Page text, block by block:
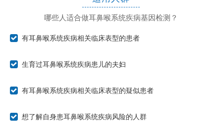
哪些人适合做耳鼻喉系统疾病基因检测？
有耳鼻喉系统疾病相关临床表型的患者
生育过耳鼻喉系统疾病患儿的夫妇
有耳鼻喉系统疾病相关临床表型的疑似患者
想了解自身患耳鼻喉系统疾病风险的人群